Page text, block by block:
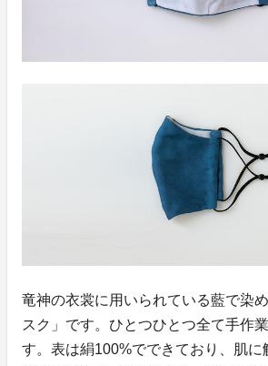
竜神の衣裳に用いられている藍で染
スク」です。ひとつひとつ全て手作
す。表は絹100%でできており、肌に